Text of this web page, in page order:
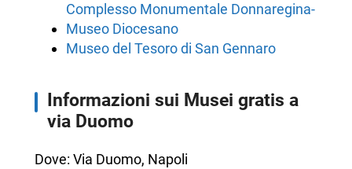
Complesso Monumentale Donnaregina-
Museo Diocesano
Museo del Tesoro di San Gennaro
Informazioni sui Musei gratis a
via Duomo
Dove: Via Duomo, Napoli